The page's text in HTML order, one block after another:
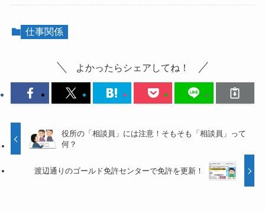
仕事関係
よかったらシェアしてね！
役所の「相談員」には注意！そもそも「相談員」って
何？
渡辺通りのゴールド免許センターで免許を更新！